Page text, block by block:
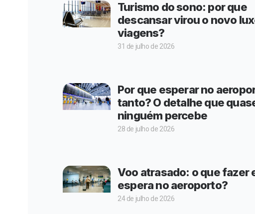
Turismo do sono: por que
descansar virou o novo
viagens?
31 de julho de 2026
Por que esperar no
tanto? O detalhe que
ninguém percebe
28 de julho de 2026
Voo atrasado: o que fazer
espera no aeroporto?
24 de julho de 2026